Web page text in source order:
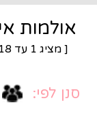
בשרון
משתתפיםV